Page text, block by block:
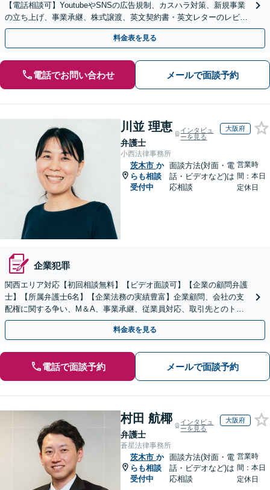
【電話相談可】YoutubeやSNSの広告規制、カスハラ対策、新規事業
の立ち上げ、事業承継、株式譲渡、英文契約書・英文レターのレビュ
ー・ドラフトなどに対応。
料金表を見る
電話でお問い合わせ メールで面談予約
川並 理恵
弁護士
インタビュ
ーを見る
大阪府
小西法律事務所
茨木市 か
らも相談
受付中
面談方法(対面・電
話・ビデオなど)は
応相談
営業時
間：本日
定休日
企業犯罪
関西エリア対応【初回相談無料】【ビデオ面談可】【企業の顧問弁護
士】【所属弁護士6名】【企業法務の実績豊富】企業顧問、会社の支
配権に関する争い、M＆A、事業承継、従業員対応、取引先とのトラ
ブル、債権回収等につき豊富な対応実績
料金表を見る
電話で面談予約 メールで面談予約
村田 航椰
弁護士
インタビュ
ーを見る
大阪府
蒼星法律事務所
茨木市 か
らも相談
受付中
面談方法(対面・電
話・ビデオなど)は
応相談
営業時
間：本日
定休日